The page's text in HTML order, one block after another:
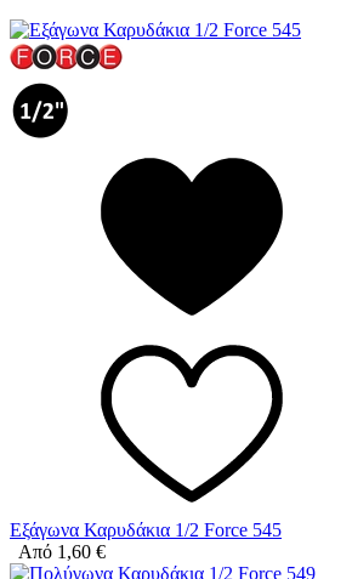
Εξάγωνα Καρυδάκια 1/2 Force 545
Από 1,60 €